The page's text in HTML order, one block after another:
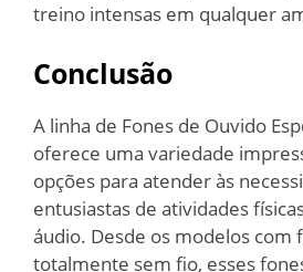
treino intensas em qualquer
Conclusão
A linha de Fones de Ouvido
oferece uma variedade
opções para atender às
entusiastas de atividades
áudio. Desde os modelos com
totalmente sem fio, esses